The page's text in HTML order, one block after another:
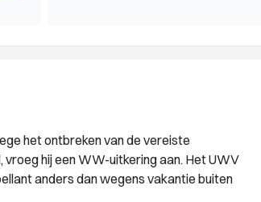
het ontbreken van de vereiste
hij een WW-uitkering aan. Het UWV
anders dan wegens vakantie buiten